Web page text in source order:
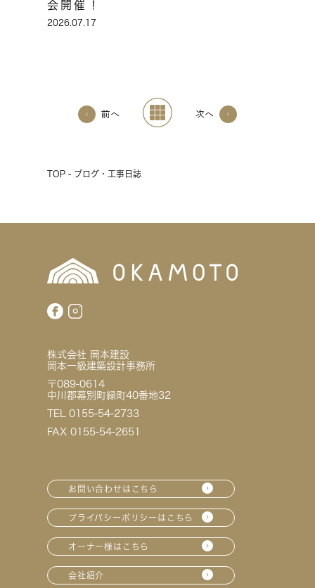
会開催！
2026.07.17
前へ 次へ
TOP - ブログ・工事日誌
株式会社 岡本建設
岡本一級建築設計事務所
〒089-0614
中川郡幕別町緑町40番地32
TEL 0155-54-2733
FAX 0155-54-2651
お問い合わせはこちら
プライバシーポリシーはこちら
オーナー様はこちら
会社紹介